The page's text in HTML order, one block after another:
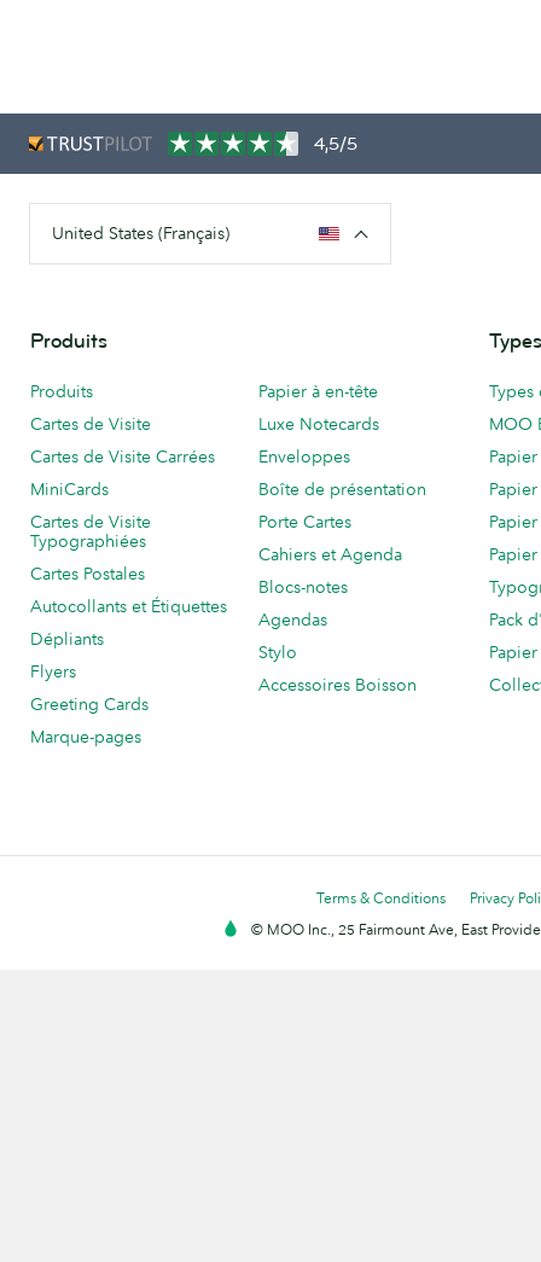
4,5/5
United States (Français)
Produits
Produits
Cartes de Visite
Cartes de Visite Carrées
MiniCards
Cartes de Visite
Typographiées
Cartes Postales
Autocollants et Étiquettes
Dépliants
Flyers
Greeting Cards
Marque-pages
Papier à en-tête
Luxe Notecards
Enveloppes
Boîte de présentation
Porte Cartes
Cahiers et Agenda
Blocs-notes
Agendas
Stylo
Accessoires Boisson
MOO
Pack
Terms & Conditions
Privacy
© MOO Inc., 25 Fairmount Ave, East